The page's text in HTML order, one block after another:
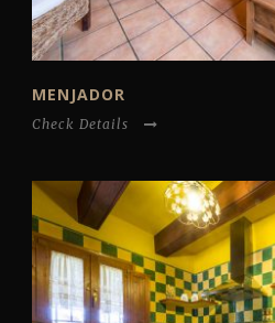
MENJADOR
Check Details